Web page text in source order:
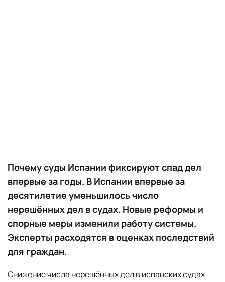
Почему суды Испании фиксируют спад дел
впервые за годы. В Испании впервые за
десятилетие уменьшилось число
нерешённых дел в судах. Новые реформы и
спорные меры изменили работу системы.
Эксперты расходятся в оценках последствий
для граждан.
Снижение числа нерешённых дел в испанских судах